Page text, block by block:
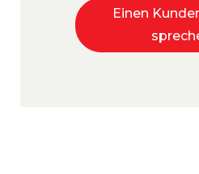
Einen